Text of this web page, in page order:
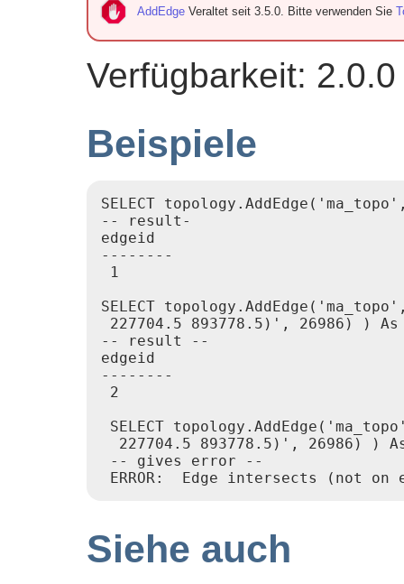
AddEdge Veraltet seit 3.5.0. Bitte verwenden Sie
Verfügbarkeit: 2.0.0
Beispiele
SELECT
-- result-
edgeid
--------
1
SELECT
227704.5 893778.5)', 26986) )
-- result --
edgeid
--------
2
SELECT
227704.5 893778.5)', 26986) )
-- gives error --
Siehe auch